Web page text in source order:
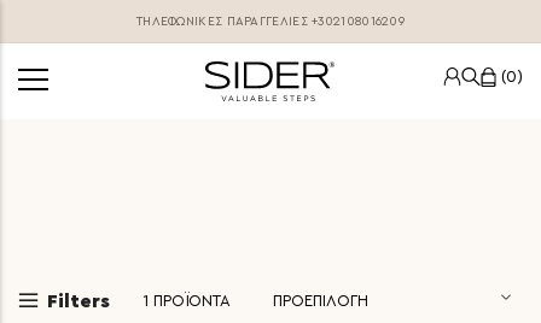
ΤΗΛΕΦΩΝΙΚΕΣ ΠΑΡΑΓΓΕΛΊΕΣ+302108016209
0
Filters 1 ΠΡΟΪΟΝΤΑ